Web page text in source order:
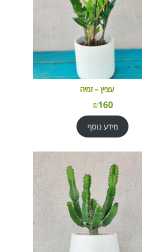
עציץ – זמיה
₪160
מידע נוסף